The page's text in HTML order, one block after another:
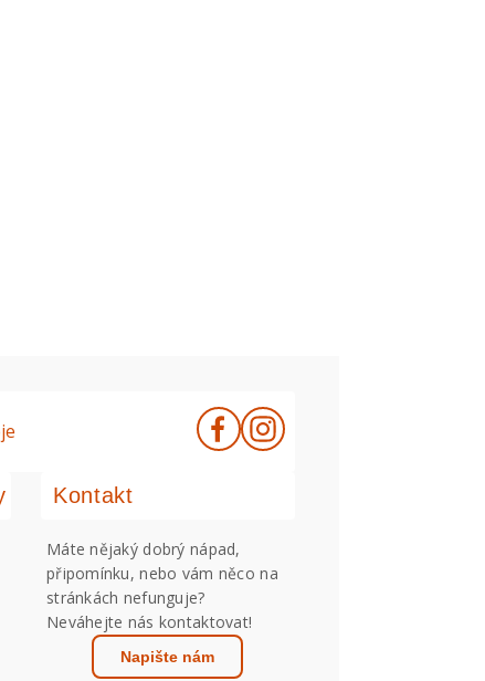
Kontakt
Máte nějaký dobrý nápad,
připomínku, nebo vám něco na
stránkách nefunguje?
Neváhejte nás kontaktovat!
Napište nám